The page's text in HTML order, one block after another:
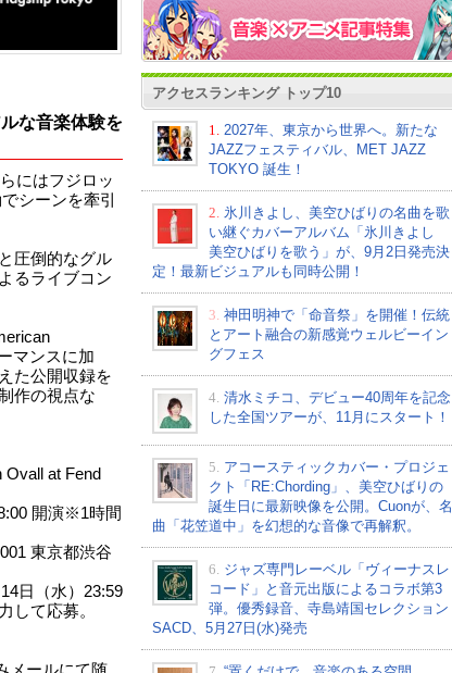
な音楽体験を
にはフジロッ
シーンを牽引
圧倒的なグル
るライブコン
マンスに加
た公開収録を
作の視点な
at Fend
開演※1時間
東京都渋谷
日（水）23:59
して応募。
アクセスランキング トップ10
1.
2027年、東京から世界へ。新たな
JAZZフェスティバル、MET JAZZ
TOKYO 誕生！
2. 氷川きよし、美空ひばりの名曲を歌
い継ぐカバーアルバム「氷川きよし
美空ひばりを歌う」が、9月2日発売決
定！最新ビジュアルも同時公開！
3. 神田明神で「命音祭」を開催！伝統
とアート融合の新感覚ウェルビーイン
グフェス
4. 清水ミチコ、デビュー40周年を記念
した全国ツアーが、11月にスタート！
5. アコースティックカバー・プロジェ
クト「RE:Chording」、美空ひばりの
誕生日に最新映像を公開。Cuonが、名
曲「花笠道中」を幻想的な音像で再解釈。
6. ジャズ専門レーベル「ヴィーナスレ
コード」と音元出版によるコラボ第3
弾。優秀録音、寺島靖国セレクション
SACD、5月27日(水)発売